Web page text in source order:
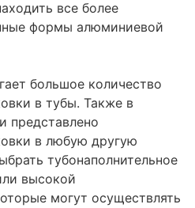
все более
формы алюминиевой
большое количество
в тубы. Также в
представлено
в любую другую
тубонаполнительное
высокой
могут осуществлять